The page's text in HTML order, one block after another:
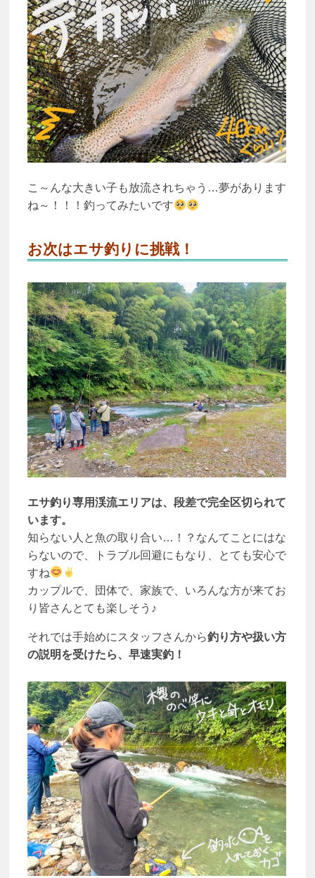
こ～んな大きい子も放流されちゃう…夢があります
ね～！！！釣ってみたいです
お次はエサ釣りに挑戦！
エサ釣り専用渓流エリアは、段差で完全区切られて
います。
知らない人と魚の取り合い…！？なんてことにはな
らないので、トラブル回避にもなり、とても安心で
すね
カップルで、団体で、家族で、いろんな方が来てお
り皆さんとても楽しそう♪
それでは手始めにスタッフさんから釣り方や扱い方
の説明を受けたら、早速実釣！